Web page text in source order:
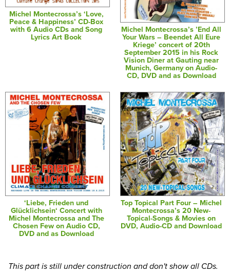
Michel Montecrossa’s ‘Love,
Peace & Happiness’ CD-Box
with 6 Audio CDs and Song
Lyrics Art Book
Michel Montecrossa’s ’End All
Your Wars – Beendet All Eure
Kriege’ concert of 20th
September 2015 in his Rock
Vision Diner at Gauting near
Munich, Germany on Audio-
CD, DVD and as Download
‘Liebe, Frieden und
Glücklichsein‘ Concert with
Michel Montecrossa and The
Chosen Few on Audio CD,
DVD and as Download
Top Topical Part Four – Michel
Montecrossa’s 20 New-
Topical-Songs & Movies on
DVD, Audio-CD and Download
This part is still under construction and don't show all CDs.